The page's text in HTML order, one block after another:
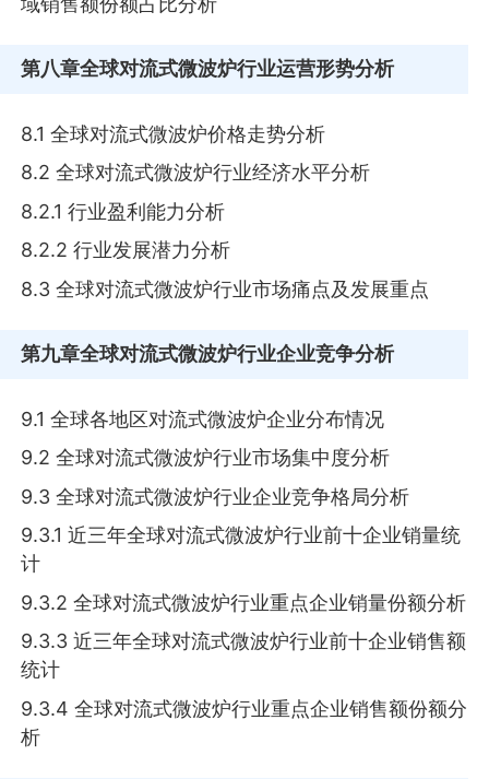
第八章全球对流式微波炉行业运营形势分析
8.1 全球对流式微波炉价格走势分析
8.2 全球对流式微波炉行业经济水平分析
8.2.1 行业盈利能力分析
8.2.2 行业发展潜力分析
8.3 全球对流式微波炉行业市场痛点及发展重点
第九章全球对流式微波炉行业企业竞争分析
9.1 全球各地区对流式微波炉企业分布情况
9.2 全球对流式微波炉行业市场集中度分析
9.3 全球对流式微波炉行业企业竞争格局分析
9.3.1 近三年全球对流式微波炉行业前十企业销量统
计
9.3.2 全球对流式微波炉行业重点企业销量份额分析
9.3.3 近三年全球对流式微波炉行业前十企业销售额
统计
9.3.4 全球对流式微波炉行业重点企业销售额份额分
析